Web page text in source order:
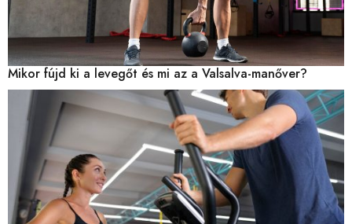
Mikor fújd ki a levegőt és mi az a Valsalva-manőver?